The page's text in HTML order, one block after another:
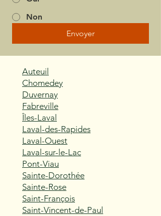
Non
Envoyer
Auteuil
Chomedey
Duvernay
Fabreville
Îles-Laval
Laval-des-Rapides
Laval-Ouest
Laval-sur-le-Lac
Pont-Viau
Sainte-Dorothée
Sainte-Rose
Saint-François
Saint-Vincent-de-Paul